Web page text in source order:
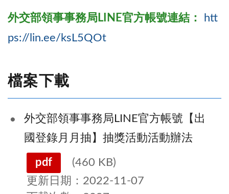
外交部領事事務局 LINE官方帳號連結 ：
htt
ps://lin.ee/ksL5QOt
檔案下載
外交部領事事務局LINE官方帳號【出
國登錄月月抽】抽獎活動活動辦法
pdf
(460 KB)
更新日期：2022-11-07